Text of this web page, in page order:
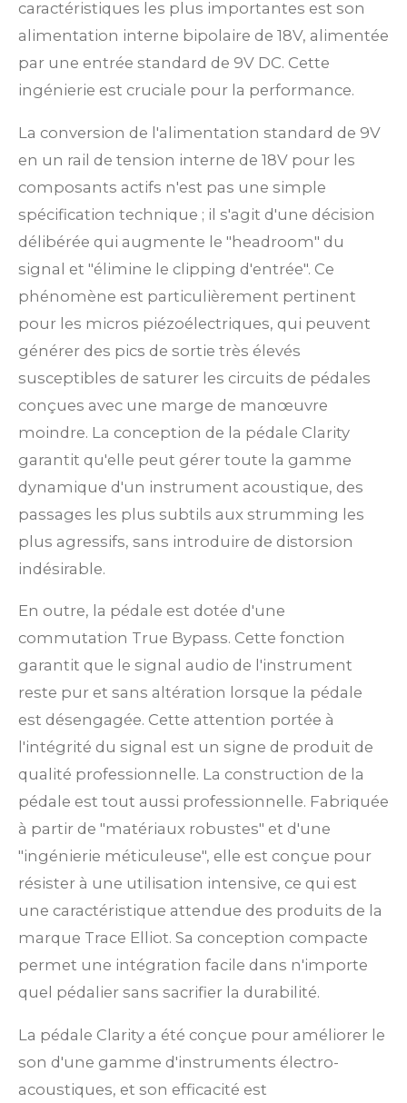
caractéristiques les plus importantes est son
alimentation interne bipolaire de 18V, alimentée
par une entrée standard de 9V DC. Cette
ingénierie est cruciale pour la performance.
La conversion de l'alimentation standard de 9V
en un rail de tension interne de 18V pour les
composants actifs n'est pas une simple
spécification technique ; il s'agit d'une décision
délibérée qui augmente le "headroom" du
signal et "élimine le clipping d'entrée". Ce
phénomène est particulièrement pertinent
pour les micros piézoélectriques, qui peuvent
générer des pics de sortie très élevés
susceptibles de saturer les circuits de pédales
conçues avec une marge de manœuvre
moindre. La conception de la pédale Clarity
garantit qu'elle peut gérer toute la gamme
dynamique d'un instrument acoustique, des
passages les plus subtils aux strumming les
plus agressifs, sans introduire de distorsion
indésirable.
En outre, la pédale est dotée d'une
commutation True Bypass. Cette fonction
garantit que le signal audio de l'instrument
reste pur et sans altération lorsque la pédale
est désengagée. Cette attention portée à
l'intégrité du signal est un signe de produit de
qualité professionnelle. La construction de la
pédale est tout aussi professionnelle. Fabriquée
à partir de "matériaux robustes" et d'une
"ingénierie méticuleuse", elle est conçue pour
résister à une utilisation intensive, ce qui est
une caractéristique attendue des produits de la
marque Trace Elliot. Sa conception compacte
permet une intégration facile dans n'importe
quel pédalier sans sacrifier la durabilité.
La pédale Clarity a été conçue pour améliorer le
son d'une gamme d'instruments électro-
acoustiques, et son efficacité est